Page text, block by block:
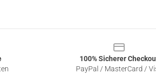
100% Sicherer
PayPal / MasterCard /